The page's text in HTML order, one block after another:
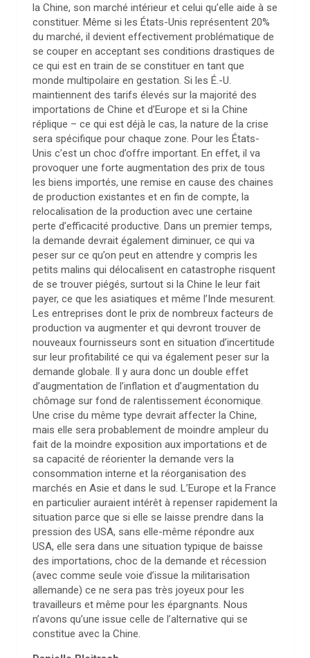
la Chine, son marché intérieur et celui qu’elle aide à se
constituer. Même si les États-Unis représentent 20%
du marché, il devient effectivement problématique de
se couper en acceptant ses conditions drastiques de
ce qui est en train de se constituer en tant que
monde multipolaire en gestation. Si les É.-U.
maintiennent des tarifs élevés sur la majorité des
importations de Chine et d’Europe et si la Chine
réplique – ce qui est déjà le cas, la nature de la crise
sera spécifique pour chaque zone. Pour les États-
Unis c’est un choc d’offre important. En effet, il va
provoquer une forte augmentation des prix de tous
les biens importés, une remise en cause des chaines
de production existantes et en fin de compte, la
relocalisation de la production avec une certaine
perte d’efficacité productive. Dans un premier temps,
la demande devrait également diminuer, ce qui va
peser sur ce qu’on peut en attendre y compris les
petits malins qui délocalisent en catastrophe risquent
de se trouver piégés, surtout si la Chine le leur fait
payer, ce que les asiatiques et même l’Inde mesurent.
Les entreprises dont le prix de nombreux facteurs de
production va augmenter et qui devront trouver de
nouveaux fournisseurs sont en situation d’incertitude
sur leur profitabilité ce qui va également peser sur la
demande globale. Il y aura donc un double effet
d’augmentation de l’inflation et d’augmentation du
chômage sur fond de ralentissement économique.
Une crise du même type devrait affecter la Chine,
mais elle sera probablement de moindre ampleur du
fait de la moindre exposition aux importations et de
sa capacité de réorienter la demande vers la
consommation interne et la réorganisation des
marchés en Asie et dans le sud. L’Europe et la France
en particulier auraient intérêt à repenser rapidement la
situation parce que si elle se laisse prendre dans la
pression des USA, sans elle-même répondre aux
USA, elle sera dans une situation typique de baisse
des importations, choc de la demande et récession
(avec comme seule voie d’issue la militarisation
allemande) ce ne sera pas très joyeux pour les
travailleurs et même pour les épargnants. Nous
n’avons qu’une issue celle de l’alternative qui se
constitue avec la Chine.